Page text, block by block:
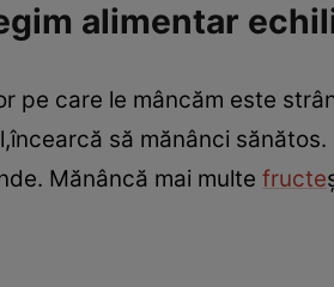
alimentar
pe care le mâncăm este
să mănânci
Mănâncă mai multe fructe